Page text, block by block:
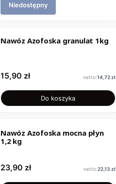
Niedostępny
Nawóz Azofoska granulat 1kg
Cena
15,90 zł Cena
14,72 zł
Do koszyka
Nawóz Azofoska mocna płyn
1,2 kg
Cena
23,90 zł Cena
22,13 zł